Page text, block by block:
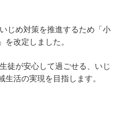
じめ対策を推進するため「小
を改定しました。
徒が安心して過ごせる、いじ
活の実現を目指します。